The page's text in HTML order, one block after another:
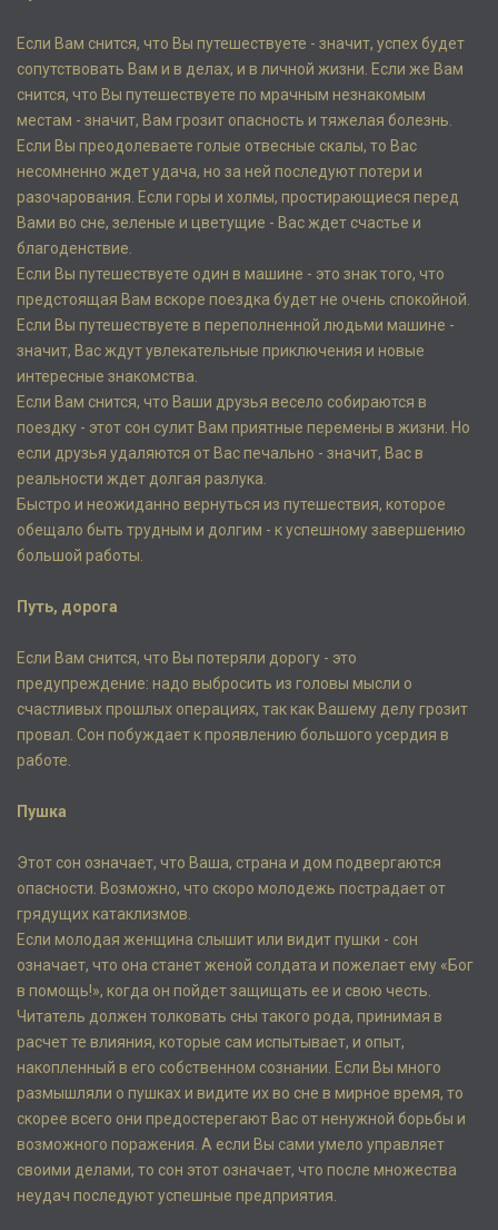
Если Вам снится, что Вы путешествуете - значит, успех будет
сопутствовать Вам и в делах, и в личной жизни. Если же Вам
снится, что Вы путешествуете по мрачным незнакомым
местам - значит, Вам грозит опасность и тяжелая болезнь.
Если Вы преодолеваете голые отвесные скалы, то Вас
несомненно ждет удача, но за ней последуют потери и
разочарования. Если горы и холмы, простирающиеся перед
Вами во сне, зеленые и цветущие - Вас ждет счастье и
благоденствие.
Если Вы путешествуете один в машине - это знак того, что
предстоящая Вам вскоре поездка будет не очень спокойной.
Если Вы путешествуете в переполненной людьми машине -
значит, Вас ждут увлекательные приключения и новые
интересные знакомства.
Если Вам снится, что Ваши друзья весело собираются в
поездку - этот сон сулит Вам приятные перемены в жизни. Но
если друзья удаляются от Вас печально - значит, Вас в
реальности ждет долгая разлука.
Быстро и неожиданно вернуться из путешествия, которое
обещало быть трудным и долгим - к успешному завершению
большой работы.
Путь, дорога
Если Вам снится, что Вы потеряли дорогу - это
предупреждение: надо выбросить из головы мысли о
счастливых прошлых операциях, так как Вашему делу грозит
провал. Сон побуждает к проявлению большого усердия в
работе.
Пушка
Этот сон означает, что Ваша, страна и дом подвергаются
опасности. Возможно, что скоро молодежь пострадает от
грядущих катаклизмов.
Если молодая женщина слышит или видит пушки - сон
означает, что она станет женой солдата и пожелает ему «Бог
в помощь!», когда он пойдет защищать ее и свою честь.
Читатель должен толковать сны такого рода, принимая в
расчет те влияния, которые сам испытывает, и опыт,
накопленный в его собственном сознании. Если Вы много
размышляли о пушках и видите их во сне в мирное время, то
скорее всего они предостерегают Вас от ненужной борьбы и
возможного поражения. А если Вы сами умело управляет
своими делами, то сон этот означает, что после множества
неудач последуют успешные предприятия.